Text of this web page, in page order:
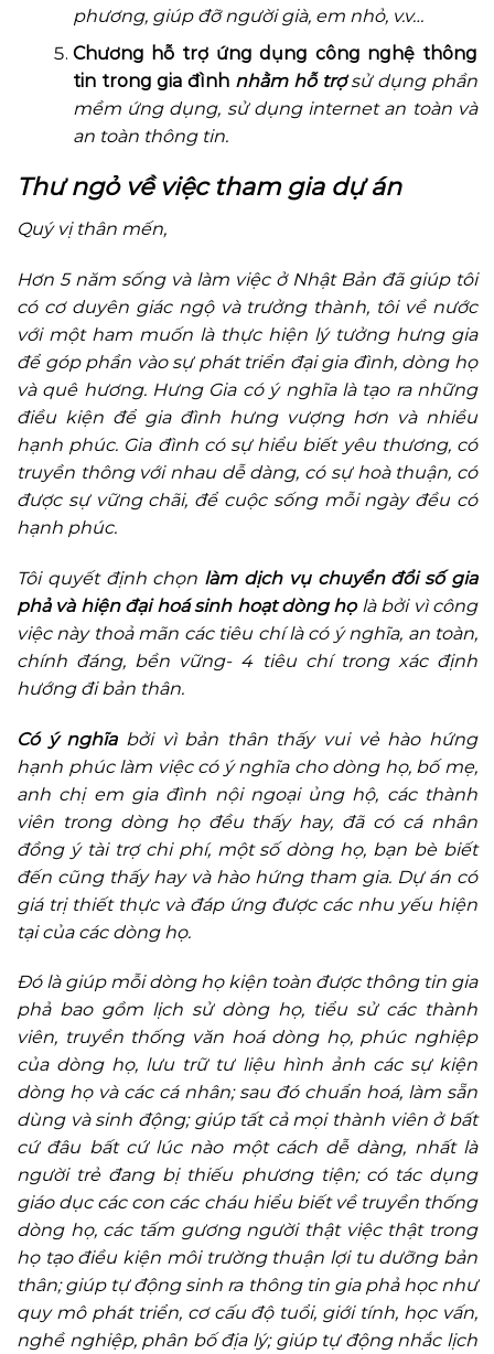
phương, giúp đỡ người già, em nhỏ, v.v…
Chương hỗ trợ ứng dụng công nghệ thông
tin trong gia đình nhằm hỗ trợsử dụng phần
mềm ứng dụng, sử dụng internet an toàn và
an toàn thông tin.
Thư ngỏ về việc tham gia dự án
Quý vị thân mến,
Hơn 5 năm sống và làm việc ở Nhật Bản đã giúp tôi
có cơ duyên giác ngộ và trưởng thành, tôi về nước
với một ham muốn là thực hiện lý tưởng hưng gia
để góp phần vào sự phát triển đại gia đình, dòng họ
và quê hương. Hưng Gia có ý nghĩa là tạo ra những
điều kiện để gia đình hưng vượng hơn và nhiều
hạnh phúc. Gia đình có sự hiểu biết yêu thương, có
truyền thông với nhau dễ dàng, có sự hoà thuận, có
được sự vững chãi, để cuộc sống mỗi ngày đều có
hạnh phúc.
Tôi quyết định chọn làm dịch vụ chuyển đổi số gia
phả và hiện đại hoá sinh hoạt dòng họlà bởi vì công
việc này thoả mãn các tiêu chí là có ý nghĩa, an toàn,
chính đáng, bền vững- 4 tiêu chí trong xác định
hướng đi bản thân.
Có ý nghĩa bởi vì bản thân thấy vui vẻ hào hứng
hạnh phúc làm việc có ý nghĩa cho dòng họ, bố mẹ,
anh chị em gia đình nội ngoại ủng hộ, các thành
viên trong dòng họ đều thấy hay, đã có cá nhân
đồng ý tài trợ chi phí, một số dòng họ, bạn bè biết
đến cũng thấy hay và hào hứng tham gia. Dự án có
giá trị thiết thực và đáp ứng được các nhu yếu hiện
tại của các dòng họ.
Đó là giúp mỗi dòng họ kiện toàn được thông tin gia
phả bao gồm lịch sử dòng họ, tiểu sử các thành
viên, truyền thống văn hoá dòng họ, phúc nghiệp
của dòng họ, lưu trữ tư liệu hình ảnh các sự kiện
dòng họ và các cá nhân; sau đó chuẩn hoá, làm sẵn
dùng và sinh động; giúp tất cả mọi thành viên ở bất
cứ đâu bất cứ lúc nào một cách dễ dàng, nhất là
người trẻ đang bị thiếu phương tiện; có tác dụng
giáo dục các con các cháu hiểu biết về truyền thống
dòng họ, các tấm gương người thật việc thật trong
họ tạo điều kiện môi trường thuận lợi tu dưỡng bản
thân; giúp tự động sinh ra thông tin gia phả học như
quy mô phát triển, cơ cấu độ tuổi, giới tính, học vấn,
nghề nghiệp, phân bố địa lý; giúp tự động nhắc lịch